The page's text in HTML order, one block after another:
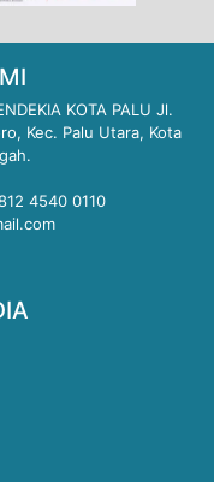
KOTA PALU Jl.
Kec. Palu Utara, Kota
4540 0110